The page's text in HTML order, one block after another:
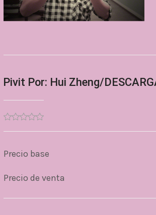
Pivit Por: Hui Zheng/
Precio base
Precio de venta